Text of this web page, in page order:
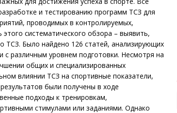
и тестированию программ ТСЗ для
проводимых в контролируемых,
систематического обзора – выявить,
ТСЗ. Было найдено 126 статей, анализирующих
с различным уровнем подготовки. Несмотря на
общих и специализированных
влиянии ТСЗ на спортивные показатели,
были получены в ходе
подходы к тренировкам,
стимулами или заданиями. Однако